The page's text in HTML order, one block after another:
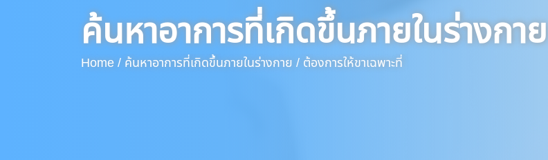
ค้นหาอาการที่เกิดขึ้นภายในร่างกาย
Home / ค้นหาอาการที่เกิดขึ้นภายในร่างกาย / ต้องการให้ขาเฉพาะที่